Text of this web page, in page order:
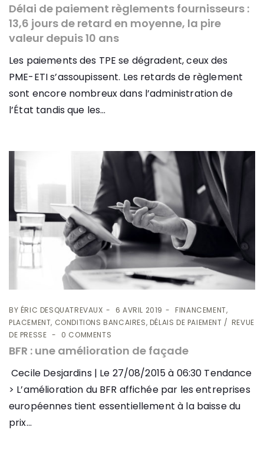
Délai de paiement règlements fournisseurs :
13,6 jours de retard en moyenne, la pire
valeur depuis 10 ans
Les paiements des TPE se dégradent, ceux des
PME-ETI s’assoupissent. Les retards de règlement
sont encore nombreux dans l’administration de
l’État tandis que les...
BY ÉRIC DESQUATREVAUX 6 AVRIL 2019
FINANCEMENT,
PLACEMENT, CONDITIONS BANCAIRES, DÉLAIS DE PAIEMENT
REVUE
DE PRESSE
0 COMMENTS
BFR : une amélioration de façade
Cecile Desjardins | Le 27/08/2015 à 06:30 Tendance
> L’amélioration du BFR affichée par les entreprises
européennes tient essentiellement à la baisse du
prix...